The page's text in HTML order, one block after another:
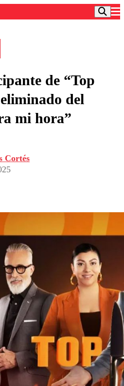
TV
de Chile
en medios
de “Top
del
mi hora”
Cortés